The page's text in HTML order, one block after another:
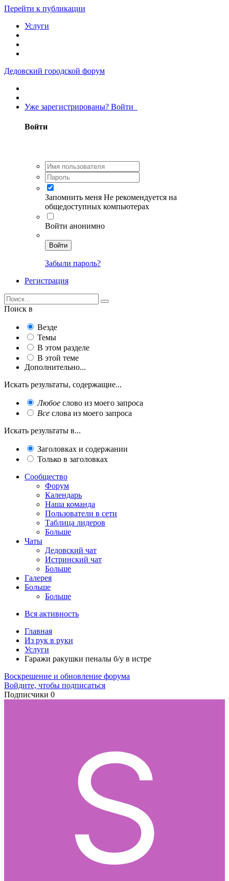
Перейти к публикации
Услуги
Дедовский городской форум
Уже зарегистрированы? Войти
Войти
Запомнить меня Не рекомендуется на
общедоступных компьютерах
Войти анонимно
Войти
Забыли пароль?
Регистрация
Поиск в
Везде
Темы
В этом разделе
В этой теме
Дополнительно...
Искать результаты, содержащие...
Любое слово из моего запроса
Все слова из моего запроса
Искать результаты в...
Заголовках и содержании
Только в заголовках
Сообщество
Форум
Календарь
Наша команда
Пользователи в сети
Таблица лидеров
Больше
Чаты
Дедовский чат
Истринский чат
Больше
Галерея
Больше
Больше
Вся активность
Главная
Из рук в руки
Услуги
Гаражи ракушки пеналы б/у в истре
Воскрешение и обновление форума
Войдите, чтобы подписаться
Подписчики 0